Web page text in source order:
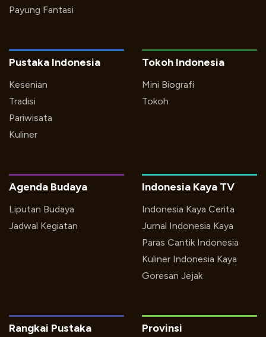
Payung Fantasi
Pustaka Indonesia
Kesenian
Tradisi
Pariwisata
Kuliner
Tokoh Indonesia
Mini Biografi
Tokoh
Indonesia Kaya TV
Indonesia Kaya Cerita
Jurnal Indonesia Kaya
Paras Cantik Indonesia
Kuliner Indonesia Kaya
Goresan Jejak
Agenda Budaya
Liputan Budaya
Jadwal Kegiatan
Rangkai Pustaka Provinsi